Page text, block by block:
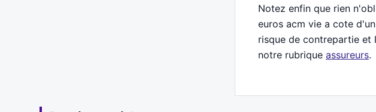
Notez enfin que rien
euros acm vie a cote
risque de contrepartie et
notre rubrique assureurs.